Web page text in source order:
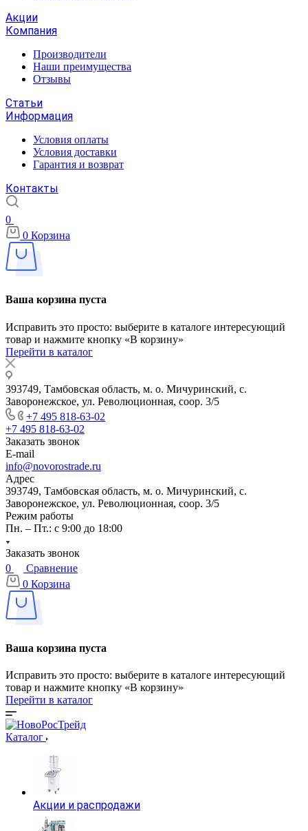
Акции
Компания
Производители
Наши преимущества
Отзывы
Статьи
Информация
Условия оплаты
Условия доставки
Гарантия и возврат
Контакты
0
0 Корзина
Ваша корзина пуста
Исправить это просто: выберите в каталоге интересующий
товар и нажмите кнопку «В корзину»
Перейти в каталог
393749, Тамбовская область, м. о. Мичуринский, с.
Заворонежское, ул. Революционная, соор. 3/5
+7 495 818-63-02
+7 495 818-63-02
Заказать звонок
E-mail
info@novorostrade.ru
Адрес
393749, Тамбовская область, м. о. Мичуринский, с.
Заворонежское, ул. Революционная, соор. 3/5
Режим работы
Пн. – Пт.: с 9:00 до 18:00
Заказать звонок
0
Сравнение
0 Корзина
Ваша корзина пуста
Исправить это просто: выберите в каталоге интересующий
товар и нажмите кнопку «В корзину»
Перейти в каталог
Каталог
Акции и распродажи